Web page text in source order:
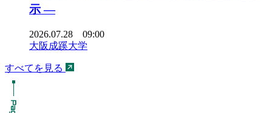
示 ―
2026.07.28 09:00
大阪成蹊大学
すべてを見る